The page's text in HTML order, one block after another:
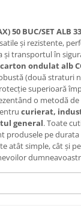
50 BUC/SET ALB
și rezistente,
și transportul în
carton ondulat alb
(două straturi
superioară
o metodă
curierat,
general. Toate
produsele pe
atât simple, cât și